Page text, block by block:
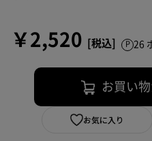
￥2,520 26
お買い
お気に入り